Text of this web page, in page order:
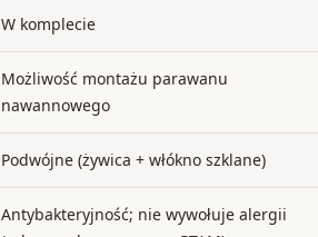
W komplecie
Możliwość montażu parawanu
nawannowego
Podwójne (żywica + włókno szklane)
Antybakteryjność; nie wywołuje alergii